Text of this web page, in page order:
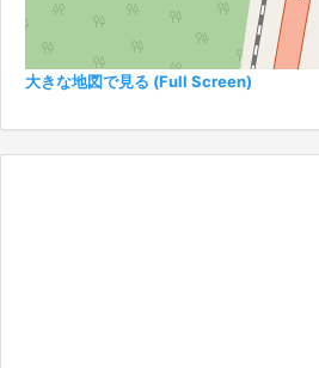
大きな地図で見る (Full Screen)